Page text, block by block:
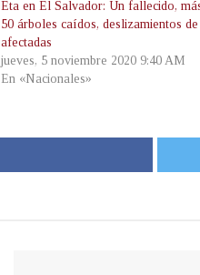
Eta en El Salvador: Un fallecido,
50 árboles caídos, deslizamientos
afectadas
jueves, 5 noviembre 2020 9:40 AM
En «Nacionales»